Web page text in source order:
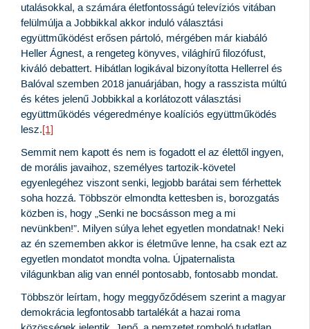
utalásokkal, a számára életfontosságú televíziós vitában
felülmúlja a Jobbikkal akkor induló választási
együttműködést erősen pártoló, mérgében már kiabáló
Heller Ágnest, a rengeteg könyves, világhírű filozófust,
kiváló debattert. Hibátlan logikával bizonyította Hellerrel és
Balóval szemben 2018 januárjában, hogy a rasszista múltú
és kétes jelenű Jobbikkal a korlátozott választási
együttműködés végeredménye koalíciós együttműködés
lesz.[1]
Semmit nem kapott és nem is fogadott el az élettől ingyen,
de morális javaihoz, személyes tartozik-követel
egyenlegéhez viszont senki, legjobb barátai sem férhettek
soha hozzá. Többször elmondta kettesben is, borozgatás
közben is, hogy „Senki ne bocsásson meg a mi
nevünkben!”. Milyen súlya lehet egyetlen mondatnak! Neki
az én szememben akkor is életműve lenne, ha csak ezt az
egyetlen mondatot mondta volna. Újpaternalista
világunkban alig van ennél pontosabb, fontosabb mondat.
Többször leírtam, hogy meggyőződésem szerint a magyar
demokrácia legfontosabb tartalékát a hazai roma